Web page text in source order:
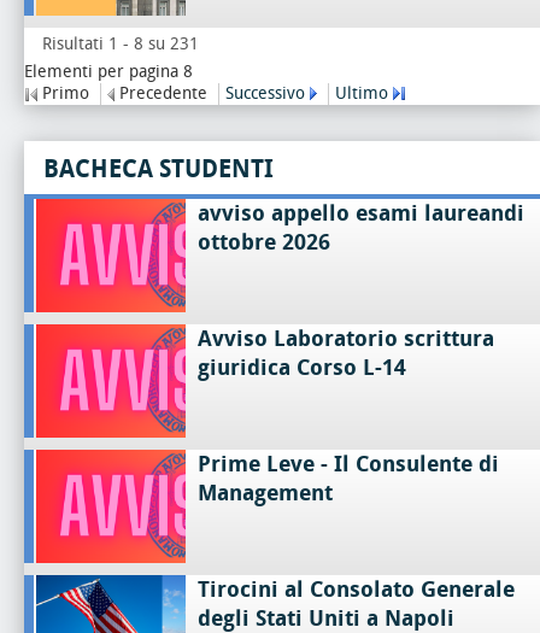
Risultati 1 - 8 su 231
Elementi per pagina 8
Primo
Precedente Successivo Ultimo
BACHECA STUDENTI
avviso appello esami laureandi
ottobre 2026
Avviso Laboratorio scrittura
giuridica Corso L-14
Prime Leve - Il Consulente di
Management
Tirocini al Consolato Generale
degli Stati Uniti a Napoli